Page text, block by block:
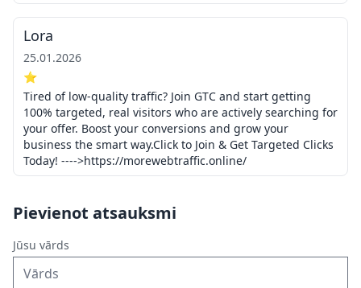
Lora
25.01.2026
⭐
Tired of low-quality traffic? Join GTC and start getting
100% targeted, real visitors who are actively searching for
your offer. Boost your conversions and grow your
business the smart way.Click to Join & Get Targeted Clicks
Today! ---->https://morewebtraffic.online/
Pievienot atsauksmi
Jūsu vārds